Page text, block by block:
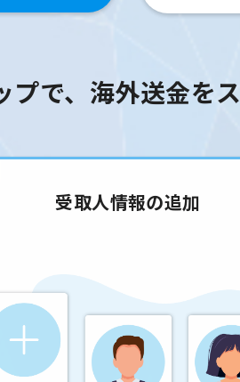
プで、海外送金を
受取人情報の追加